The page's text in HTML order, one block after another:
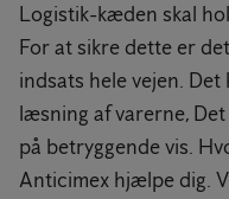
Logistik-kæden skal
For at sikre dette er
indsats hele vejen.
læsning af varerne,
på betryggende vis.
Anticimex hjælpe dig.